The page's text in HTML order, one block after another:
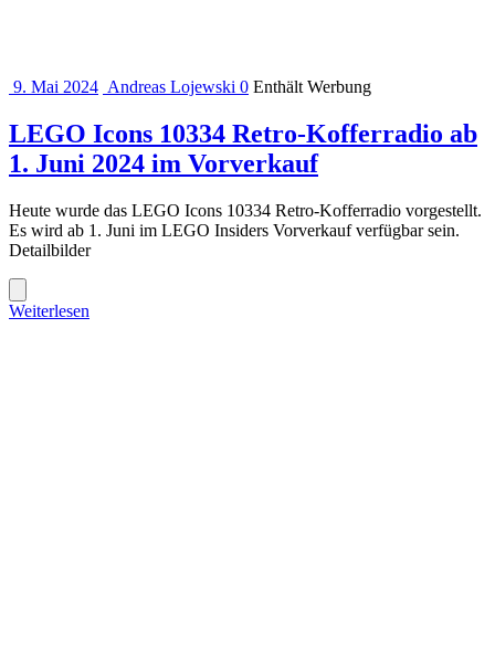
9. Mai 2024 Andreas Lojewski 0 Enthält Werbung
LEGO Icons 10334 Retro-Kofferradio ab
1. Juni 2024 im Vorverkauf
Heute wurde das LEGO Icons 10334 Retro-Kofferradio vorgestellt.
Es wird ab 1. Juni im LEGO Insiders Vorverkauf verfügbar sein.
Detailbilder
Weiterlesen